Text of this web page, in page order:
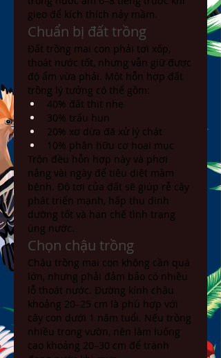
gieo để kích thích nảy mầm.
Chuẩn bị đất trồng
Đất trồng mai con phải tơi xốp,
thoát nước tốt, nhưng vẫn giữ được
độ ẩm vừa phải. Một hỗn hợp đất
trồng lý tưởng có thể gồm:
40% đất thịt nhẹ
30% trấu hun
20% xơ dừa đã xử lý chát
10% phân hữu cơ hoai mục
Trộn đều hỗn hợp này và phơi
nắng vài ngày để tiêu diệt mầm
bệnh. Độ tơi của đất sẽ giúp rễ cây
phát triển mạnh, hấp thu dinh
dưỡng tốt và hạn chế tình trạng
úng nước.
Chọn chậu trồng
Chậu trồng mai con không cần quá
lớn, nhưng phải đảm bảo có nhiều
lỗ thoát nước. Đường kính chậu
khoảng 20–25 cm là phù hợp với
cây con dưới 1 năm tuổi. Nếu trồng
nhiều trong vườn, nên làm luống
cao khoảng 20–30 cm để tránh